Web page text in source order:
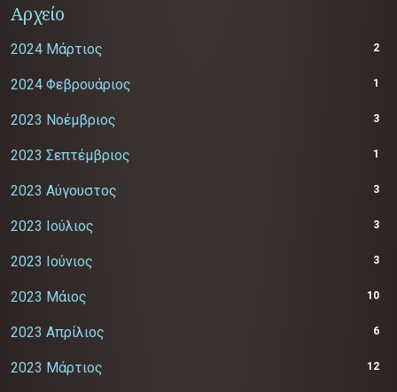
Αρχείο
2024 Μάρτιος 2
2024 Φεβρουάριος 1
2023 Νοέμβριος 3
2023 Σεπτέμβριος 1
2023 Αύγουστος 3
2023 Ιούλιος 3
2023 Ιούνιος 3
2023 Μάιος 10
2023 Απρίλιος 6
2023 Μάρτιος 12